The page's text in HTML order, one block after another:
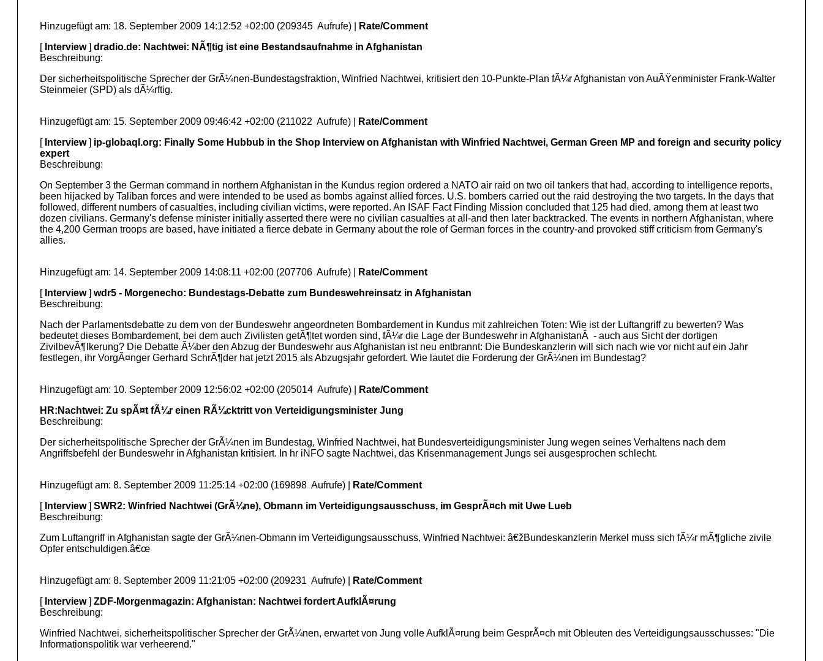
Hinzugefügt am: 18. September 2009 14:12:52 +02:00 (209345 Aufrufe) |
Rate/Comment
[ Interview] dradio.de: Nachtwei: NÃ¶tig ist eine Bestandsaufnahme in Afghanistan
Beschreibung:
Der sicherheitspolitische Sprecher der GrÃ¼nen-Bundestagsfraktion, Winfried Nachtwei, kritisiert den 10-Punkte-Plan fÃ¼r Afghanistan von AuÃŸenminister Frank-Walter
Steinmeier (SPD) als dÃ¼rftig.
Hinzugefügt am: 15. September 2009 09:46:42 +02:00 (211022 Aufrufe) |
Rate/Comment
[ Interview] ip-globaql.org: Finally Some Hubbub in the Shop Interview on Afghanistan with Winfried Nachtwei, German Green MP and foreign and security policy
expert
Beschreibung:
On September 3 the German command in northern Afghanistan in the Kundus region ordered a NATO air raid on two oil tankers that had, according to intelligence reports,
been hijacked by Taliban forces and were intended to be used as bombs against allied forces. U.S. bombers carried out the raid destroying the two targets. In the days that
followed, different numbers of casualties, including civilian victims, were reported. An ISAF Fact Finding Mission concluded that 125 had died, among them at least two
dozen civilians. Germany's defense minister initially asserted there were no civilian casualties at all-and then later backtracked. The events in northern Afghanistan, where
the 4,200 German troops are based, have initiated a fierce debate in Germany about the role of German forces in the country-and provoked stiff criticism from Germany's
allies.
Hinzugefügt am: 14. September 2009 14:08:11 +02:00 (207706 Aufrufe) |
Rate/Comment
[ Interview] wdr5 - Morgenecho: Bundestags-Debatte zum Bundeswehreinsatz in Afghanistan
Beschreibung:
Nach der Parlamentsdebatte zu dem von der Bundeswehr angeordneten Bombardement in Kundus mit zahlreichen Toten: Wie ist der Luftangriff zu bewerten? Was
bedeutet dieses Bombardement, bei dem auch Zivilisten getÃ¶tet worden sind, fÃ¼r die Lage der Bundeswehr in AfghanistanÂ - auch aus Sicht der dortigen
ZivilbevÃ¶lkerung? Die Debatte Ã¼ber den Abzug der Bundeswehr aus Afghanistan ist neu entbrannt: Die Bundeskanzlerin will sich nach wie vor nicht auf ein Jahr
festlegen, ihr VorgÃ¤nger Gerhard SchrÃ¶der hat jetzt 2015 als Abzugsjahr gefordert. Wie lautet die Forderung der GrÃ¼nen im Bundestag?
Hinzugefügt am: 10. September 2009 12:56:02 +02:00 (205014 Aufrufe) |
Rate/Comment
HR:Nachtwei: Zu spÃ¤t fÃ¼r einen RÃ¼cktritt von Verteidigungsminister Jung
Beschreibung:
Der sicherheitspolitische Sprecher der GrÃ¼nen im Bundestag, Winfried Nachtwei, hat Bundesverteidigungsminister Jung wegen seines Verhaltens nach dem
Angriffsbefehl der Bundeswehr in Afghanistan kritisiert. In hr iNFO sagte Nachtwei, das Krisenmanagement Jungs sei ausgesprochen schlecht.
Hinzugefügt am: 8. September 2009 11:25:14 +02:00 (169898 Aufrufe) |
Rate/Comment
[ Interview] SWR2: Winfried Nachtwei (GrÃ¼ne), Obmann im Verteidigungsausschuss, im GesprÃ¤ch mit Uwe Lueb
Beschreibung:
Zum Luftangriff in Afghanistan sagte der GrÃ¼nen-Obmann im Verteidigungsausschuss, Winfried Nachtwei: â€žBundeskanzlerin Merkel muss sich fÃ¼r mÃ¶gliche zivile
Opfer entschuldigen.â€œ
Hinzugefügt am: 8. September 2009 11:21:05 +02:00 (209231 Aufrufe) |
Rate/Comment
[ Interview] ZDF-Morgenmagazin: Afghanistan: Nachtwei fordert AufklÃ¤rung
Beschreibung:
Winfried Nachtwei, sicherheitspolitischer Sprecher der GrÃ¼nen, erwartet von Jung volle AufklÃ¤rung beim GesprÃ¤ch mit Obleuten des Verteidigungsausschusses: "Die
Informationspolitik war verheerend."